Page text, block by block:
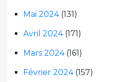
Mai 2024(131)
Avril 2024(171)
Mars 2024(161)
Février 2024(157)